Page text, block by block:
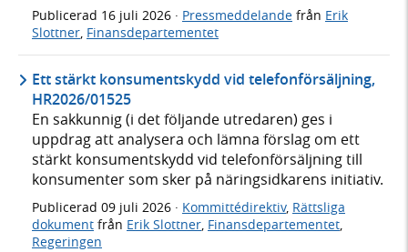
Publicerad 16 juli 2026 · Pressmeddelande från Erik
Slottner Finansdepartementet
Ett stärkt konsumentskydd vid telefonförsäljning,
HR2026/01525
En sakkunnig (i det följande utredaren) ges i
uppdrag att analysera och lämna förslag om ett
stärkt konsumentskydd vid telefonförsäljning till
konsumenter som sker på näringsidkarens initiativ.
Publicerad 09 juli 2026 · Kommittédirektiv, Rättsliga
dokument från Erik Slottner, Finansdepartementet,
Regeringen